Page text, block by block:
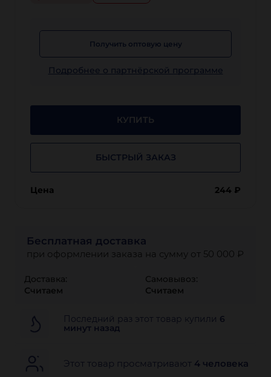
Получить оптовую цену
Подробнее о партнёрской программе
КУПИТЬ
БЫСТРЫЙ ЗАКАЗ
Цена 244 ₽
Бесплатная доставка
при оформлении заказа на сумму от 50 000 ₽
Доставка:
Считаем
Самовывоз:
Считаем
Последний раз этот товар купили 6
минут назад
Этот товар просматривают 4 человека